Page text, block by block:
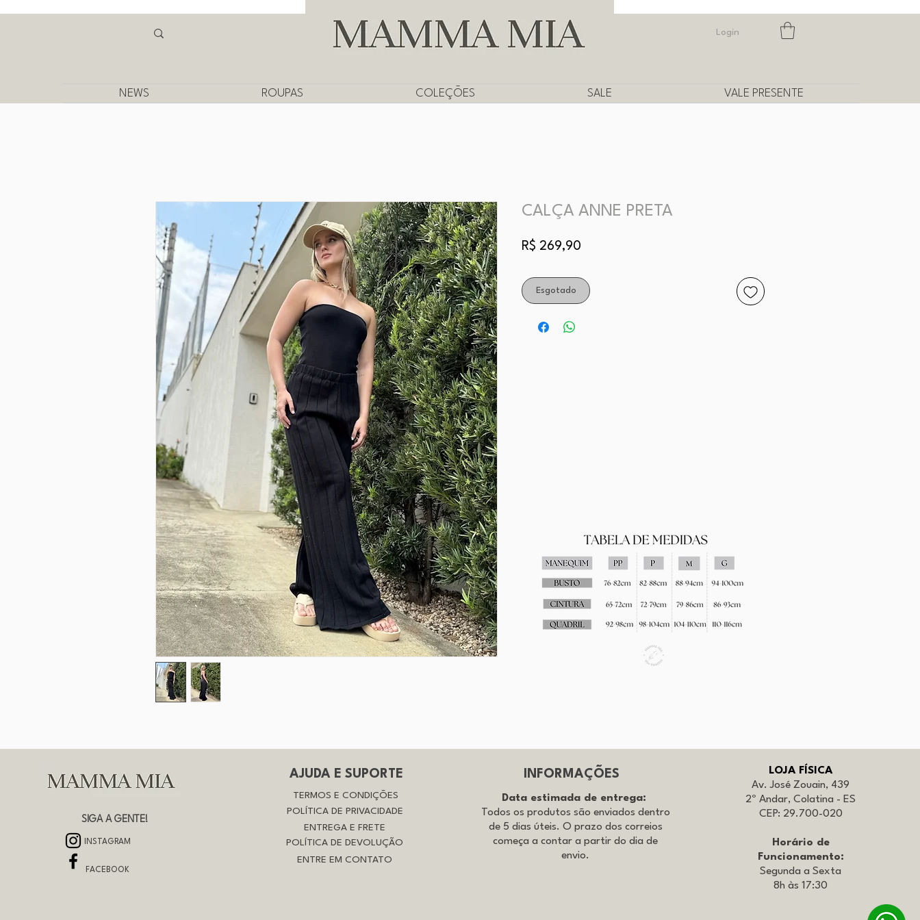
Login
NEWS ROUPAS COLEÇÕES SALE VALE PRESENTE
PRIMEIRADEMUITAS PARA PRIMEIRA COMPRA
CALÇA ANNE PRETA
R$ 269,90
Esgotado
SIGA A GENTE!
INSTAGRAM
FACEBOOK
AJUDA E SUPORTE
TERMOS E CONDIÇÕES
POLÍTICA DE PRIVACIDADE
ENTREGA E FRETE
POLÍTICA DE DEVOLUÇÃO
ENTRE EM CONTATO
INFORMAÇÕES
Data estimada de entrega:
Todos os produtos são enviados dentro
de 5 dias úteis. O prazo dos correios
começa a contar a partir do dia de
envio.
LOJA FÍSICA
Av. José Zouain, 439
2º Andar, Colatina - ES
CEP: 29.700-020
Horário de
Funcionamento:
Segunda a Sexta
8h às 17:30